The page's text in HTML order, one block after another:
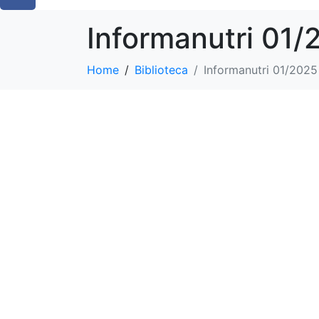
Informanutri 01/
Home Biblioteca Informanutri 01/2025